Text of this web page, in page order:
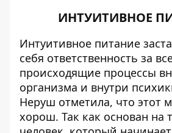
ИНТУИТИВНОЕ
Интуитивное питание
себя ответственность за
происходящие процессы
организма и внутри
Неруш отметила, что этот
хорош. Так как основан на